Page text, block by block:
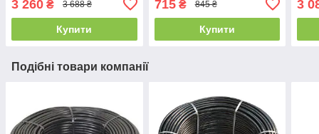
3 260 ₴ 3 688 ₴
Купити
715₴ 845 ₴
Купити
3
Подібні товари компанії